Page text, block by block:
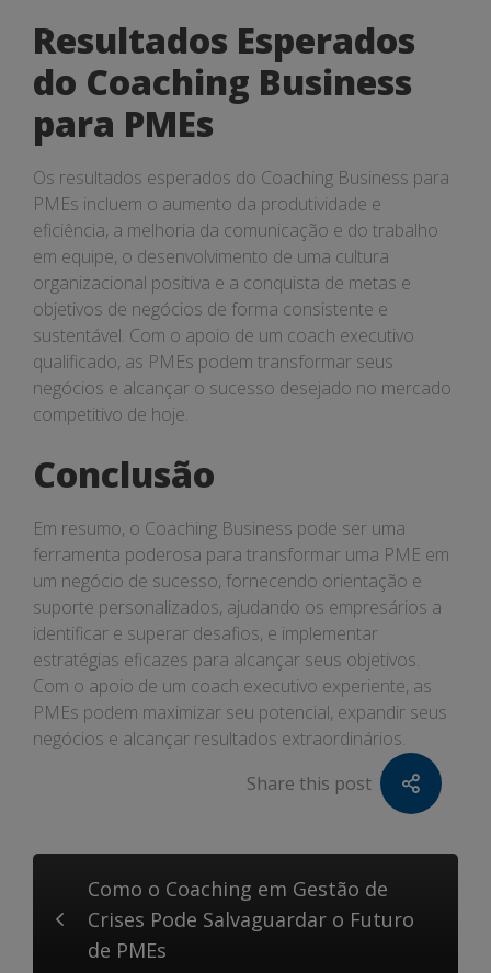
Resultados Esperados
do Coaching Business
para PMEs
Os resultados esperados do Coaching Business para
PMEs incluem o aumento da produtividade e
eficiência, a melhoria da comunicação e do trabalho
em equipe, o desenvolvimento de uma cultura
organizacional positiva e a conquista de metas e
objetivos de negócios de forma consistente e
sustentável. Com o apoio de um coach executivo
qualificado, as PMEs podem transformar seus
negócios e alcançar o sucesso desejado no mercado
competitivo de hoje.
Conclusão
Em resumo, o Coaching Business pode ser uma
ferramenta poderosa para transformar uma PME em
um negócio de sucesso, fornecendo orientação e
suporte personalizados, ajudando os empresários a
identificar e superar desafios, e implementar
estratégias eficazes para alcançar seus objetivos.
Com o apoio de um coach executivo experiente, as
PMEs podem maximizar seu potencial, expandir seus
negócios e alcançar resultados extraordinários.
Share this post
Como o Coaching em Gestão de
Crises Pode Salvaguardar o Futuro
de PMEs